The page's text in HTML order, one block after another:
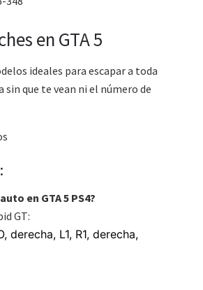
en GTA 5
ideales para escapar a toda
sin que te vean ni el número de
en GTA 5 PS4?
GT:
derecha, L1, R1, derecha,